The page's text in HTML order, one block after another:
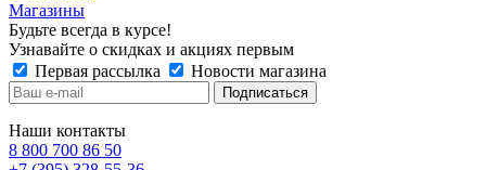
Магазины
Будьте всегда в курсе!
Узнавайте о скидках и акциях первым
Первая рассылка
Новости магазина
Наши контакты
8 800 700 86 50